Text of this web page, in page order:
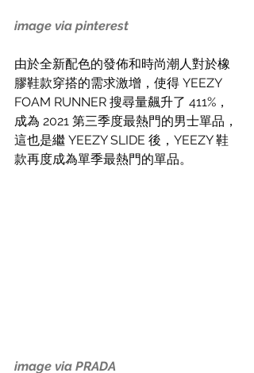
image via pinterest
由於全新配色的發佈和時尚潮人對於橡
膠鞋款穿搭的需求激增，使得 YEEZY
FOAM RUNNER 搜尋量飆升了 411%，
成為 2021 第三季度最熱門的男士單品，
這也是繼 YEEZY SLIDE 後，YEEZY 鞋
款再度成為單季最熱門的單品。
image via PRADA